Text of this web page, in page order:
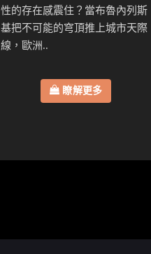
性的存在感震住？當布魯內列斯
基把不可能的穹頂推上城市天際
線，歐洲..
瞭解更多